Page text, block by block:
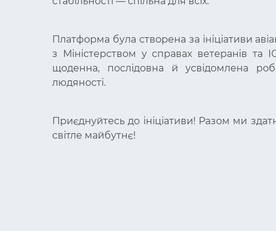
Платформа була створена за ініціативи
з Міністерством у справах ветеранів
щоденна, послідовна й усвідомлена
людяності.
Приєднуйтесь до ініціативи! Разом ми
світле майбутнє!